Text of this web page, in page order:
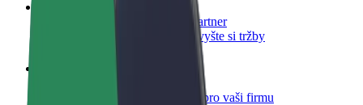
Zaregistrujte se jako flotilový partner
Přidejte svou flotilu k Boltu a zvyšte si tržby
Produkty a služby Boltu přesně pro vaši firmu